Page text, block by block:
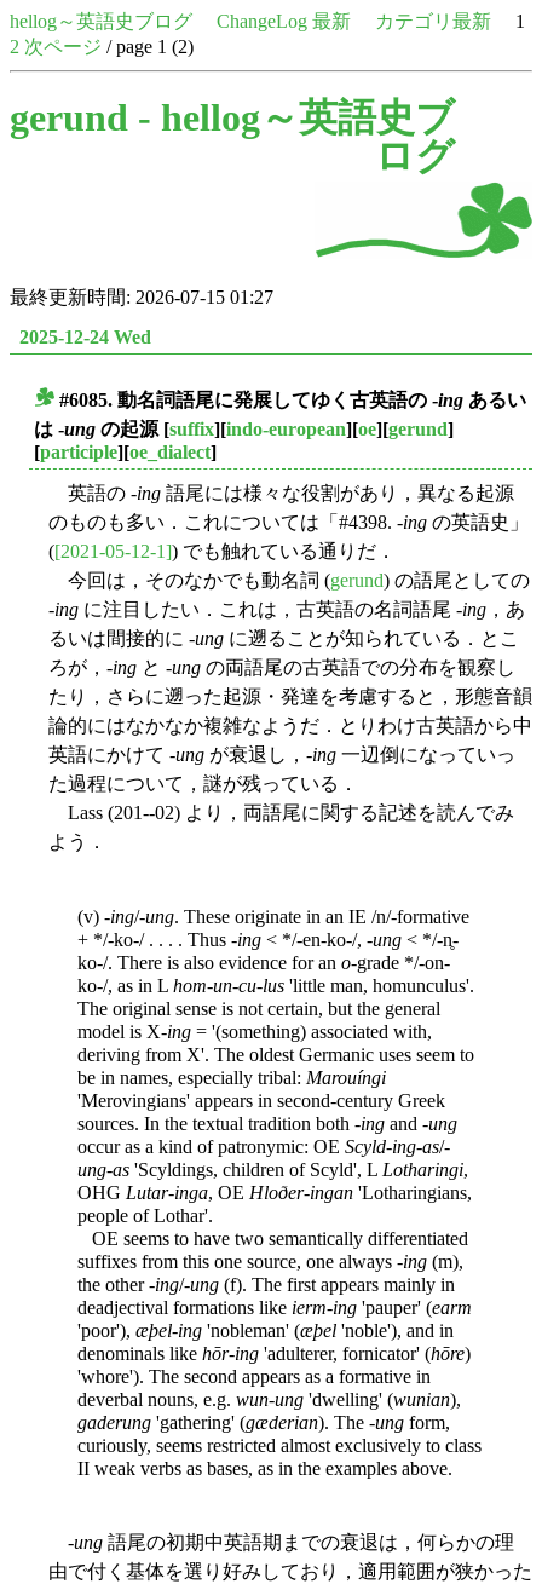
hellog～英語史ブログ ChangeLog 最新 カテゴリ最新 1
2 次ページ / page 1 (2)
gerund - hellog～英語史ブ
ログ
最終更新時間: 2026-07-15 01:27
2025-12-24 Wed
#6085. 動名詞語尾に発展してゆく古英語の -ing あるい
は -ung の起源 [suffix][indo-european][oe][gerund]
[participle][oe_dialect]
英語の -ing 語尾には様々な役割があり，異なる起源
のものも多い．これについては「#4398. -ing の英語史」
([2021-05-12-1]) でも触れている通りだ．
今回は，そのなかでも動名詞 (gerund) の語尾としての
-ing に注目したい．これは，古英語の名詞語尾 -ing ，あ
るいは間接的に -ung に遡ることが知られている．とこ
ろが，-ing と -ung の両語尾の古英語での分布を観察し
たり，さらに遡った起源・発達を考慮すると，形態音韻
論的にはなかなか複雑なようだ．とりわけ古英語から中
英語にかけて -ung が衰退し，-ing 一辺倒になっていっ
た過程について，謎が残っている．
Lass (201--02) より，両語尾に関する記述を読んでみ
よう．
(v) -ing/-ung. These originate in an IE /n/-formative
+ */-ko-/ . . . . Thus -ing < */-en-ko-/, -ung < */-n̥-
ko-/. There is also evidence for an o-grade */-on-
ko-/, as in L hom-un-cu-lus 'little man, homunculus'.
The original sense is not certain, but the general
model is X-ing = '(something) associated with,
deriving from X'. The oldest Germanic uses seem to
be in names, especially tribal: Marouíngi
'Merovingians' appears in second-century Greek
sources. In the textual tradition both -ing and -ung
occur as a kind of patronymic: OE Scyld-ing-as/-
ung-as 'Scyldings, children of Scyld', L Lotharingi,
OHG Lutar-inga, OE Hloðer-ingan 'Lotharingians,
people of Lothar'.
OE seems to have two semantically differentiated
suffixes from this one source, one always -ing (m),
the other -ing/-ung (f). The first appears mainly in
deadjectival formations like ierm-ing 'pauper' (earm
'poor'), æþel-ing 'nobleman' (æþel 'noble'), and in
denominals like hōr-ing 'adulterer, fornicator' (hōre)
'whore'). The second appears as a formative in
deverbal nouns, e.g. wun-ung 'dwelling' (wunian),
gaderung 'gathering' (gæderian). The -ung form,
curiously, seems restricted almost exclusively to class
II weak verbs as bases, as in the examples above.
-ung 語尾の初期中英語期までの衰退は，何らかの理
由で付く基体を選り好みしており，適用範囲が狭かった